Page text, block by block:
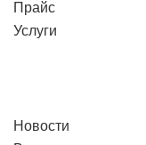
Прайс
Услуги
Новости